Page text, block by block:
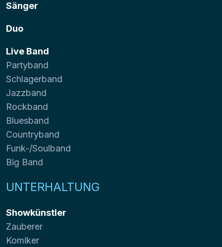
Sänger
Duo
Live Band
Partyband
Schlagerband
Jazzband
Rockband
Bluesband
Countryband
Funk-/Soulband
Big Band
UNTERHALTUNG
Showkünstler
Zauberer
Komiker